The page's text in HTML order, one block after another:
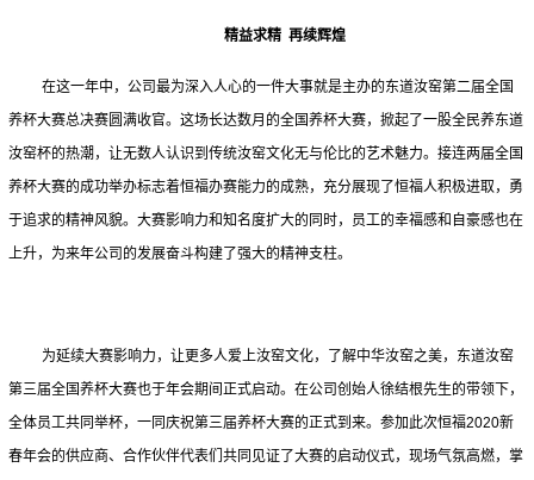
精益求精 再续辉煌
在这一年中，公司最为深入人心的一件大事就是主办的东道汝窑第二届全国
养杯大赛总决赛圆满收官。这场长达数月的全国养杯大赛，掀起了一股全民养东道
汝窑杯的热潮，让无数人认识到传统汝窑文化无与伦比的艺术魅力。接连两届全国
养杯大赛的成功举办标志着恒福办赛能力的成熟，充分展现了恒福人积极进取，勇
于追求的精神风貌。大赛影响力和知名度扩大的同时，员工的幸福感和自豪感也在
上升，为来年公司的发展奋斗构建了强大的精神支柱。
为延续大赛影响力，让更多人爱上汝窑文化，了解中华汝窑之美，东道汝窑
第三届全国养杯大赛也于年会期间正式启动。在公司创始人徐结根先生的带领下，
全体员工共同举杯，一同庆祝第三届养杯大赛的正式到来。参加此次恒福2020新
春年会的供应商、合作伙伴代表们共同见证了大赛的启动仪式，现场气氛高燃，掌